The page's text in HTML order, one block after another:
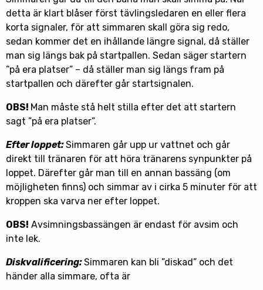
detta är klart blåser först tävlingsledaren en eller flera
korta signaler, för att simmaren skall göra sig redo,
sedan kommer det en ihållande längre signal, då ställer
man sig längs bak på startpallen. Sedan säger startern
”på era platser” – då ställer man sig längs fram på
startpallen och därefter går startsignalen.
OBS! Man måste stå helt stilla efter det att startern
sagt ”på era platser”.
Efter loppet:Simmaren går upp ur vattnet och går
direkt till tränaren för att höra tränarens synpunkter på
loppet. Därefter går man till en annan bassäng (om
möjligheten finns) och simmar av i cirka 5 minuter för att
kroppen ska varva ner efter loppet.
OBS! Avsimningsbassängen är endast för avsim och
inte lek.
Diskvalificering:Simmaren kan bli ”diskad” och det
händer alla simmare, ofta är